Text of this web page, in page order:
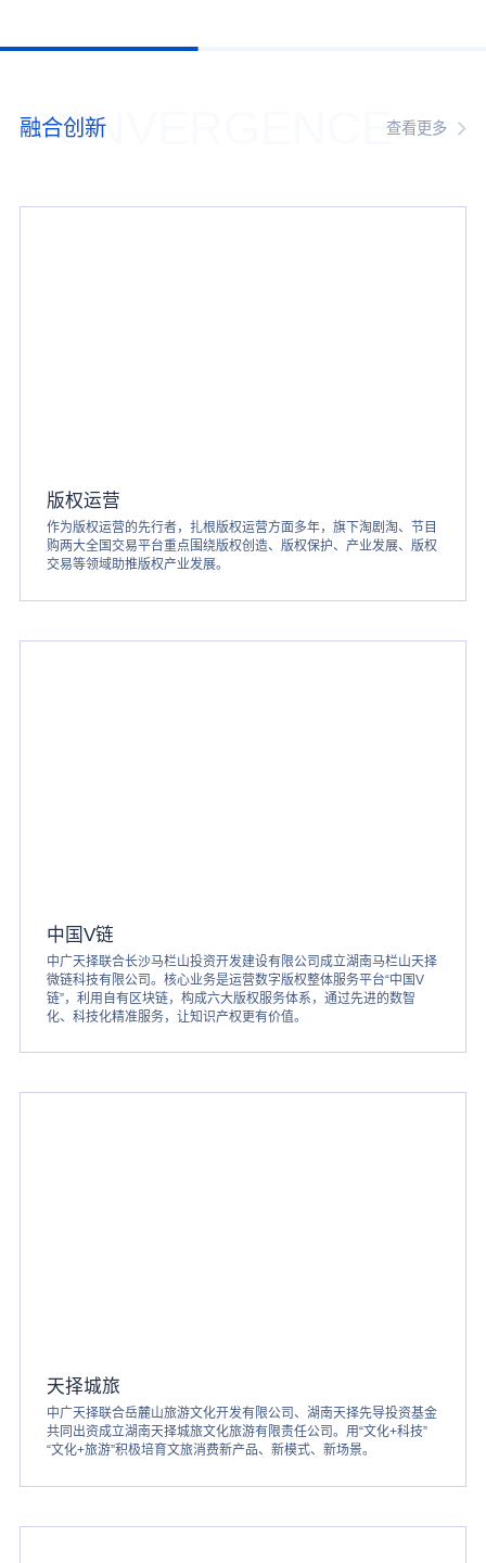
CONVERGENCE
融合创新 查看更多
版权运营
作为版权运营的先行者，扎根版权运营方面多年，旗下淘剧淘、节目
购两大全国交易平台重点围绕版权创造、版权保护、产业发展、版权
交易等领域助推版权产业发展。
中国V链
中广天择联合长沙马栏山投资开发建设有限公司成立湖南马栏山天择
微链科技有限公司。核心业务是运营数字版权整体服务平台“中国V
链”，利用自有区块链，构成六大版权服务体系，通过先进的数智
化、科技化精准服务，让知识产权更有价值。
天择城旅
中广天择联合岳麓山旅游文化开发有限公司、湖南天择先导投资基金
共同出资成立湖南天择城旅文化旅游有限责任公司。用“文化+科技”
“文化+旅游”积极培育文旅消费新产品、新模式、新场景。